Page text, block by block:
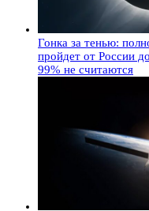
Гонка за тенью:
пройдет от России
99% не считаются